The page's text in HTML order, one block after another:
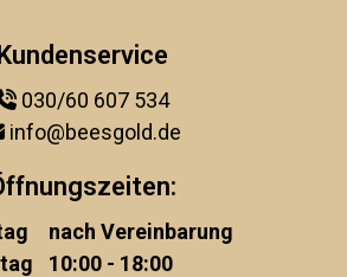
030/60 607 534
info@beesgold.de
nach Vereinbarung
10:00 - 18:00